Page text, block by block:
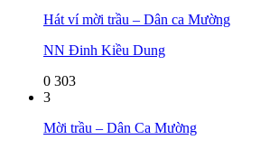
Hát ví mời trầu – Dân ca Mường
NN Đinh Kiều Dung
0 303
3
Mời trầu – Dân Ca Mường